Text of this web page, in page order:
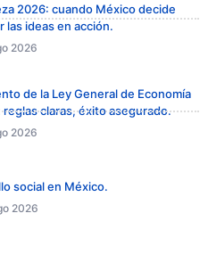
2026: cuando México decide
las ideas en acción.
2026
de la Ley General de Economía
reglas claras, éxito asegurado.
2026
social en México.
2026